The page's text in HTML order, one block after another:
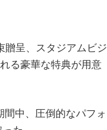
贈呈、スタジアムビジ
る豪華な特典が用意
中、圧倒的なパフォ